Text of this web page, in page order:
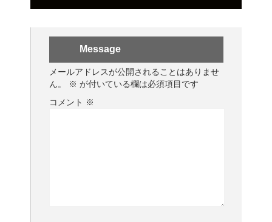
Message
メールアドレスが公開されることはありませ
ん。
※ が付いている欄は必須項目です
コメント ※